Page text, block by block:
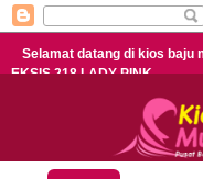
Selamat datang di kios baju
EKSIS 218 LADY PINK